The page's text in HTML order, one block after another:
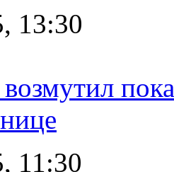
13:30
возмутил
11:30